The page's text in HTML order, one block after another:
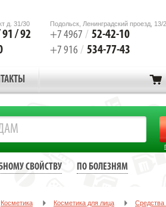
д. 31/30
/ 92
Подольск, Ленинградский проезд, 13/
+7 4967 / 52-42-10
+7 916 / 534-77-43
СВОЙСТВУ ПО БОЛЕЗНЯМ
Косметика Косметика для лица Средства